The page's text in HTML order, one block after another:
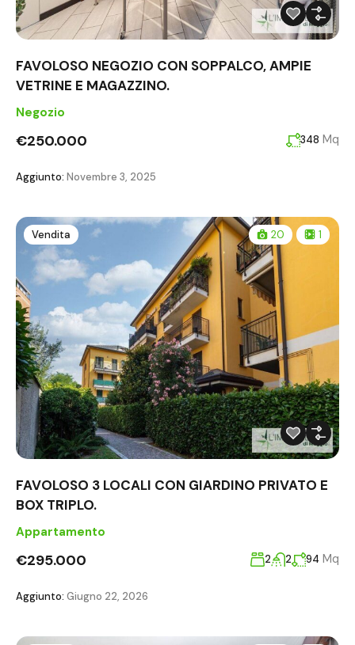
FAVOLOSO NEGOZIO CON SOPPALCO, AMPIE
VETRINE E MAGAZZINO.
Negozio
€250.000 348 Mq
Aggiunto: Novembre 3, 2025
Vendita 20 1
FAVOLOSO 3 LOCALI CON GIARDINO PRIVATO E
BOX TRIPLO.
Appartamento
€295.000 2 2 94 Mq
Aggiunto: Giugno 22, 2026